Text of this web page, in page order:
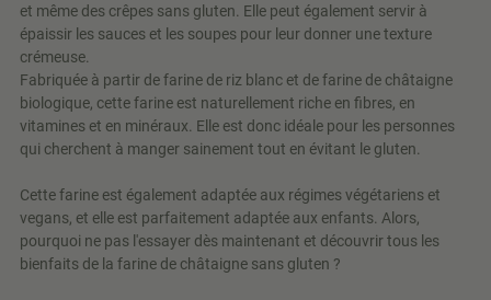
et même des crêpes sans gluten. Elle peut également servir à
épaissir les sauces et les soupes pour leur donner une texture
crémeuse.
Fabriquée à partir de farine de riz blanc et de farine de châtaigne
biologique, cette farine est naturellement riche en fibres, en
vitamines et en minéraux. Elle est donc idéale pour les personnes
qui cherchent à manger sainement tout en évitant le gluten.
Cette farine est également adaptée aux régimes végétariens et
vegans, et elle est parfaitement adaptée aux enfants. Alors,
pourquoi ne pas l'essayer dès maintenant et découvrir tous les
bienfaits de la farine de châtaigne sans gluten ?